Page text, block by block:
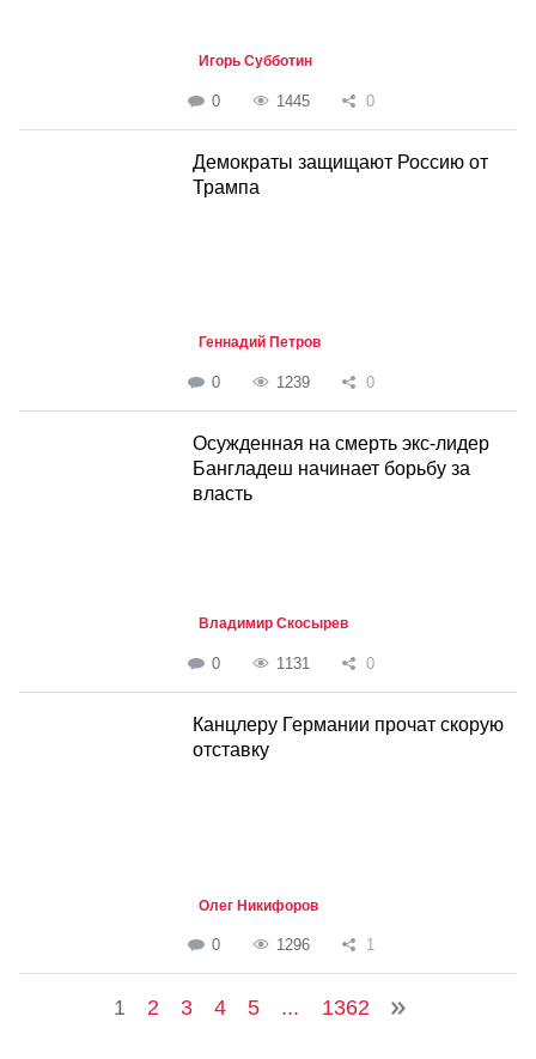
Игорь Субботин
0 1445 0
Демократы защищают Россию от
Трампа
Геннадий Петров
0 1239 0
Осужденная на смерть экс-лидер
Бангладеш начинает борьбу за
власть
Владимир Скосырев
0 1131 0
Канцлеру Германии прочат скорую
отставку
Олег Никифоров
0 1296 1
1 2 3 4 5 ... 1362